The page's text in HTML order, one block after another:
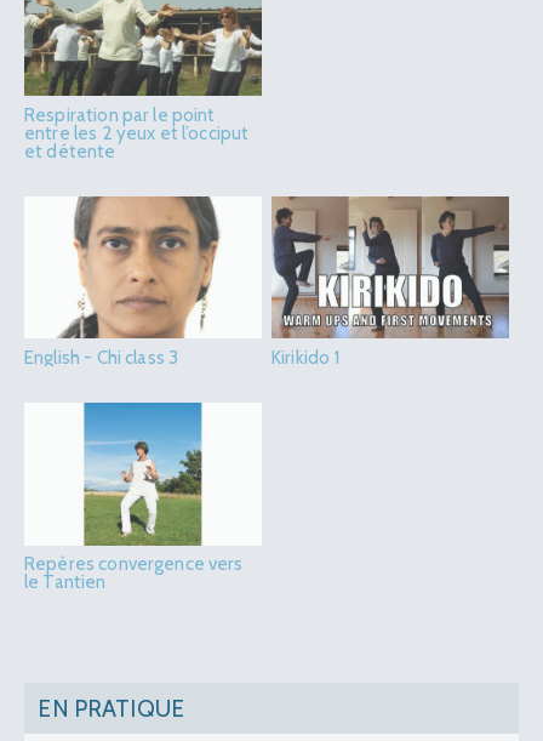
Respiration par le point
entre les 2 yeux et l’occiput
et détente
English - Chi class 3 Kirikido 1
Repères convergence vers
le Tantien
EN PRATIQUE